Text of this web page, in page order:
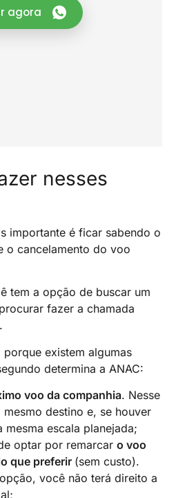
nesses
importante é ficar sabendo o
o cancelamento do voo
tem a opção de buscar um
fazer a chamada
porque existem algumas
determina a ANAC:
voo da companhia. Nesse
destino e, se houver
mesma escala planejada;
optar por remarcar o voo
que preferir (sem custo).
você não terá direito a